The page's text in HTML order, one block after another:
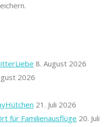
8. August 2026
2026
21. Juli 2026
für Familienausflüge 20. Juli